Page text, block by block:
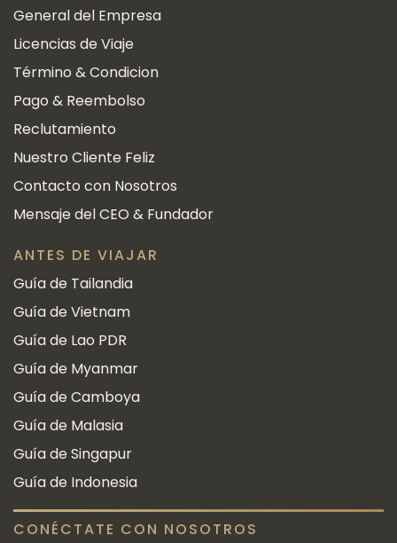
General del Empresa
Licencias de Viaje
Término & Condicion
Pago & Reembolso
Reclutamiento
Nuestro Cliente Feliz
Contacto con Nosotros
Mensaje del CEO & Fundador
ANTES DE VIAJAR
Guía de Tailandia
Guía de Vietnam
Guía de Lao PDR
Guía de Myanmar
Guía de Camboya
Guía de Malasia
Guía de Singapur
Guía de Indonesia
CONÉCTATE CON NOSOTROS